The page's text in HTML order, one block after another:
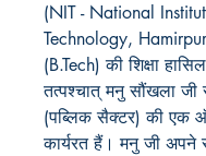
(NIT - National
Technology,
(B.Tech) की शिक्षा
तत्पश्चात् मनु सौंखला जी
(पब्लिक सैक्टर) की एक
कार्यरत हैं। मनु जी अपने